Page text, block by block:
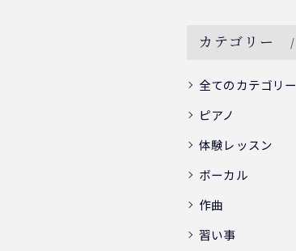
カテゴリー
全てのカテゴリー
ピアノ
体験レッスン
ボーカル
作曲
習い事